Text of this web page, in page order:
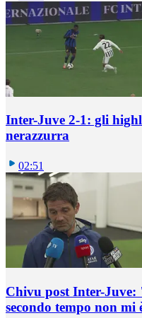
Inter-Juve 2-1: gli
nerazzurra
02:51
Chivu post Inter-
secondo tempo non mi